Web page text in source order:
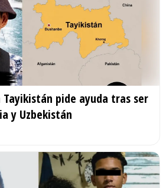
Tayikistán pide ayuda tras ser
y Uzbekistán